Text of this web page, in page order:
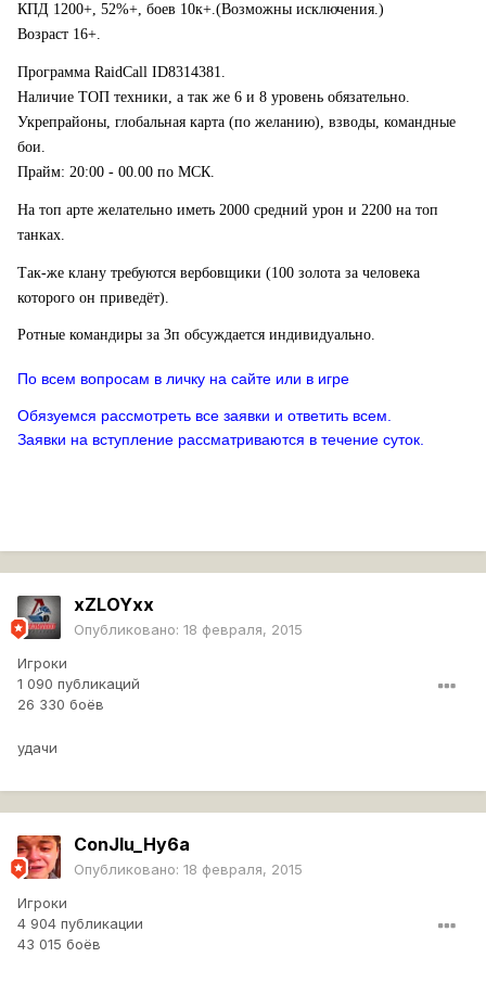
КПД 1200+, 52%+, боев 10к+.(Возможны исключения.)
Возраст 16+.
Программа RaidCall ID8314381.
Наличие ТОП техники, а так же 6 и 8 уровень обязательно.
Укрепрайоны, глобальная карта (по желанию), взводы, командные
бои.
Прайм: 20:00 - 00.00 по МСК.
На топ арте желательно иметь 2000 средний урон и 2200 на топ
танках.
Так-же клану требуются вербовщики (100 золота за человека
которого он приведёт).
Ротные командиры за Зп обсуждается индивидуально.
По всем вопросам в личку на сайте или в игре
Обязуемся рассмотреть все заявки и ответить всем.
Заявки на вступление рассматриваются в течение суток.
xZLOYxx
Опубликовано: 18 февраля, 2015
Игроки
1 090 публикаций
26 330 боёв
удачи
ConJIu_Hy6a
Опубликовано: 18 февраля, 2015
Игроки
4 904 публикации
43 015 боёв